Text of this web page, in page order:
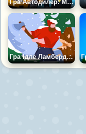
Гра Автодилер: Магнат
Гра Ідле Ламберджек 3Д